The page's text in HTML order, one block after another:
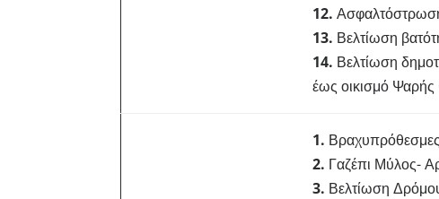
12.
13. Βελτίωση
14. Βελτίωση
έως οικισμό
1.
2. Γαζέπι Μύλος-
3. Βελτίωση